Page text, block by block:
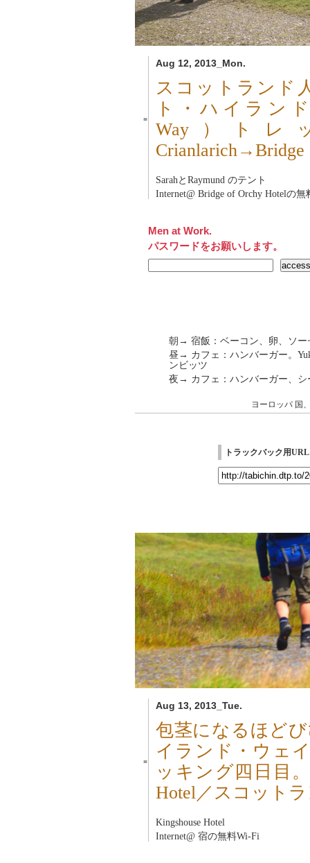
Aug 12, 2013_Mon.
■
スコットランド
ト・ハイラン
Way）トレ
SarahとRaymund のテント
Internet@ Bridge of Orchy Hotelの無
Men at Work.
パスワードをお願いします。
朝→ 宿飯：ベーコン、卵、ソー
昼→ カフェ：ハンバーガー。
ンビッツ
夜→ カフェ：ハンバーガー、シ
ヨーロッパ 国
トラックバック用URL
Aug 13, 2013_Tue.
■
包茎になるほど
イランド・ウェ
ッキング四日目
Hotel／スコット
Kingshouse Hotel
Internet@ 宿の無料Wi-Fi